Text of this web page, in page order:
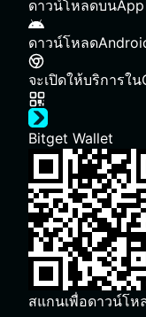
ดาวน์โหลดบน
ดาวน์โหลด
จะเปิดให้บริการใน
Bitget Wallet
สแกนเพื่อดาวน์โห